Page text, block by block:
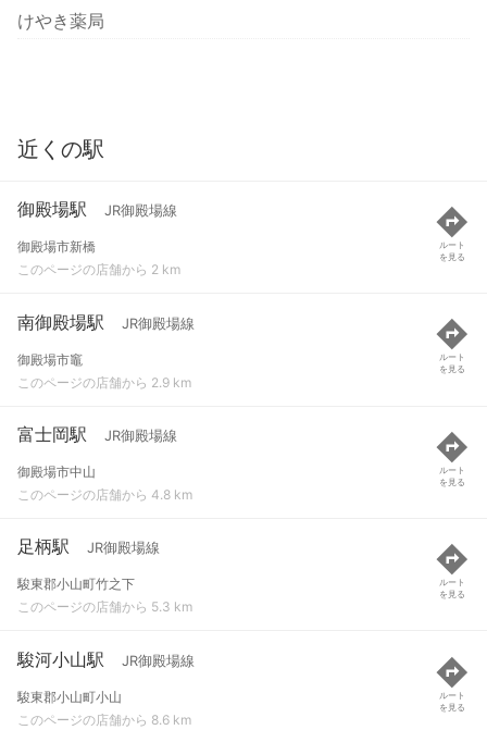
けやき薬局
近くの駅
御殿場駅 JR御殿場線
御殿場市新橋
このページの店舗から 2 km
ルート
を見る
南御殿場駅 JR御殿場線
御殿場市竈
このページの店舗から 2.9 km
ルート
を見る
富士岡駅 JR御殿場線
御殿場市中山
このページの店舗から 4.8 km
ルート
を見る
足柄駅 JR御殿場線
駿東郡小山町竹之下
このページの店舗から 5.3 km
ルート
を見る
駿河小山駅 JR御殿場線
駿東郡小山町小山
このページの店舗から 8.6 km
ルート
を見る